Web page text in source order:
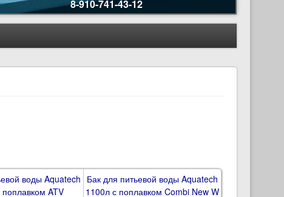
8-910-741-43-12
воды Aquatech
ATV
Бак для питьевой воды Aquatech
1100л с поплавком Combi New W